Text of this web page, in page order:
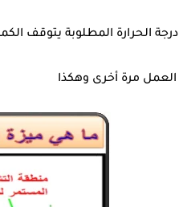
درجة الحرارة المطلوبة يتوقف
العمل مرة أخرى وهكذا